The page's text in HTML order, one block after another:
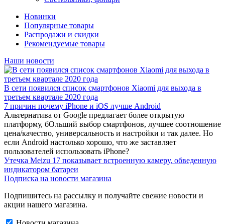
Новинки
Популярные товары
Распродажи и скидки
Рекомендуемые товары
Наши новости
В сети появился список смартфонов Xiaomi для выхода в
третьем квартале 2020 года
7 причин почему iPhone и iOS лучше Android
Альтернатива от Google предлагает более открытую
платформу, бОльший выбор смартфонов, лучшее соотношение
цена/качество, универсальность и настройки и так далее. Но
если Android настолько хорошо, что же заставляет
пользователей использовать iPhone?
Утечка Meizu 17 показывает встроенную камеру, обведенную
индикатором батареи
Подписка на новости магазина
Подпишитесь на рассылку и получайте свежие новости и
акции нашего магазина.